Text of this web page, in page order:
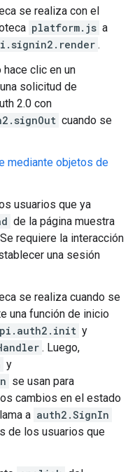
se realiza con el
platform.js a
.
hace clic en un
solicitud de
2.0 con
cuando se
mediante objetos de
usuarios que ya
de la página muestra
requiere la interacción
una sesión
se realiza cuando se
una función de inicio
y
. Luego,
y
se usan para
cambios en el estado
a auth2.SignIn
de los usuarios que